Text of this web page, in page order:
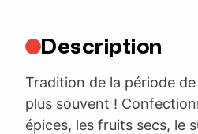
Description
Tradition de la période de
plus souvent !
épices, les fruits secs, le